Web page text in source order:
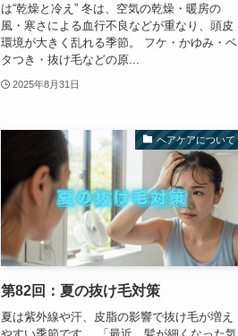
は“乾燥と冷え” 冬は、空気の乾燥・暖房の
風・寒さによる血行不良などが重なり、頭皮
環境が大きく乱れる季節。 フケ・かゆみ・ベ
タつき・抜け毛などの原...
2025年8月31日
ヘアケアについて
第82回：夏の抜け毛対策
夏は紫外線や汗、皮脂の影響で抜け毛が増え